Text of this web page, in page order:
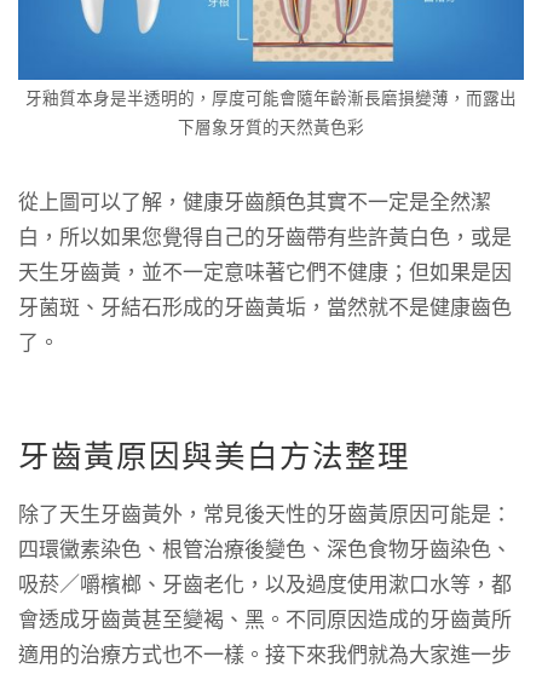
牙釉質本身是半透明的，厚度可能會隨年齡漸長磨損變薄，而露出
下層象牙質的天然黃色彩
從上圖可以了解，健康牙齒顏色其實不一定是全然潔
白，所以如果您覺得自己的牙齒帶有些許黃白色，或是
天生牙齒黃，並不一定意味著它們不健康；但如果是因
牙菌斑、牙結石形成的牙齒黃垢，當然就不是健康齒色
了。
牙齒黃原因與美白方法整理
除了天生牙齒黃外，常見後天性的牙齒黃原因可能是：
四環黴素染色、根管治療後變色、深色食物牙齒染色、
吸菸／嚼檳榔、牙齒老化，以及過度使用漱口水等，都
會透成牙齒黃甚至變褐、黑。不同原因造成的牙齒黃所
適用的治療方式也不一樣。接下來我們就為大家進一步